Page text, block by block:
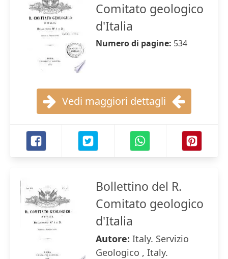
Comitato geologico
d'Italia
Numero di pagine: 534
Vedi maggiori dettagli
Bollettino del R.
Comitato geologico
d'Italia
Autore: Italy. Servizio
Geologico , Italy.